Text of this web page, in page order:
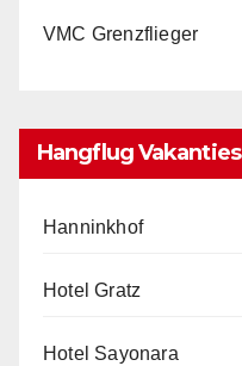
VMC Grenzflieger
Hangflug Vakanties
Hanninkhof
Hotel Gratz
Hotel Sayonara